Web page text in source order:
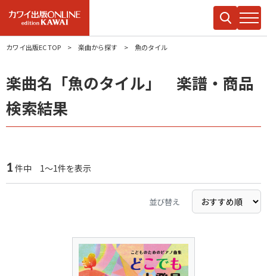
カワイ出版EC TOP 楽曲から探す 魚のタイル
楽曲名「魚のタイル」 楽譜・商品
検索結果
1 件中 1～1件を表示
並び替え